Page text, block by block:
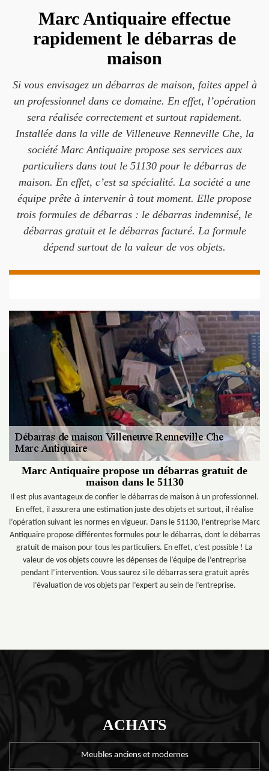
Marc Antiquaire effectue
rapidement le débarras de
maison
Si vous envisagez un débarras de maison, faites appel à
un professionnel dans ce domaine. En effet, l’opération
sera réalisée correctement et surtout rapidement.
Installée dans la ville de Villeneuve Renneville Che, la
société Marc Antiquaire propose ses services aux
particuliers dans tout le 51130 pour le débarras de
maison. En effet, c’est sa spécialité. La société a une
équipe prête à intervenir à tout moment. Elle propose
trois formules de débarras : le débarras indemnisé, le
débarras gratuit et le débarras facturé. La formule
dépend surtout de la valeur de vos objets.
Marc Antiquaire propose un débarras gratuit de
maison dans le 51130
Il est plus avantageux de confier le débarras de maison à un professionnel.
En effet, il assurera une estimation juste des objets et surtout, il réalise
l’opération suivant les normes en vigueur. Dans le 51130, l’entreprise Marc
Antiquaire propose différentes formules pour le débarras, dont le débarras
gratuit de maison pour tous les particuliers. En effet, c’est possible ! La
valeur de vos objets couvre les dépenses de l’équipe de l’entreprise
pendant l’intervention. Vous saurez si le débarras sera gratuit après
l’évaluation de vos objets par l’expert au sein de l’entreprise.
ACHATS
Meubles anciens et modernes